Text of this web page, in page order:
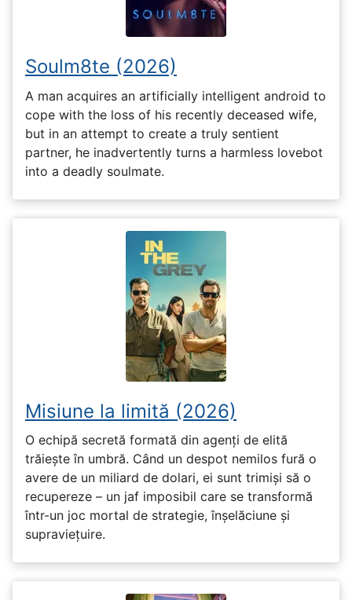
Soulm8te (2026)
A man acquires an artificially intelligent android to
cope with the loss of his recently deceased wife,
but in an attempt to create a truly sentient
partner, he inadvertently turns a harmless lovebot
into a deadly soulmate.
Misiune la limită (2026)
O echipă secretă formată din agenți de elită
trăiește în umbră. Când un despot nemilos fură o
avere de un miliard de dolari, ei sunt trimiși să o
recupereze – un jaf imposibil care se transformă
într-un joc mortal de strategie, înșelăciune și
supraviețuire.